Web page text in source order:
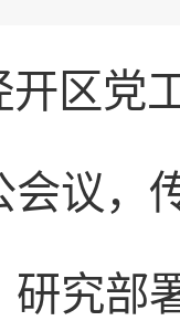
开区党
会议，
研究部